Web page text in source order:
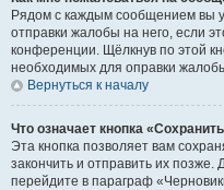
Рядом с каждым сообщением вы
отправки жалобы на него, если
конференции. Щёлкнув по этой
необходимых для оправки
Вернуться к началу
Что означает кнопка
Эта кнопка позволяет вам
закончить и отправить их позже.
перейдите в параграф